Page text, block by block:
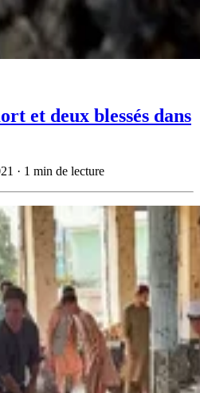
et deux blessés dans
· 1 min de lecture